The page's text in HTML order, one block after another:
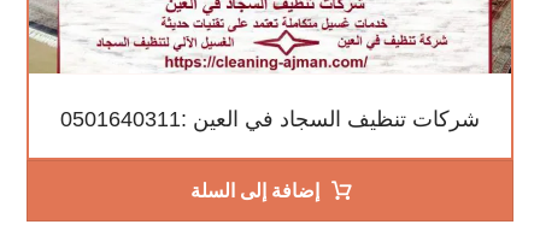
شركات تنظيف السجاد في العين :0501640311
إضافة إلى السلة